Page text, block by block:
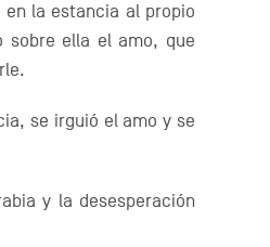
la estancia al propio
sobre ella el amo, que
se irguió el amo y se
y la desesperación